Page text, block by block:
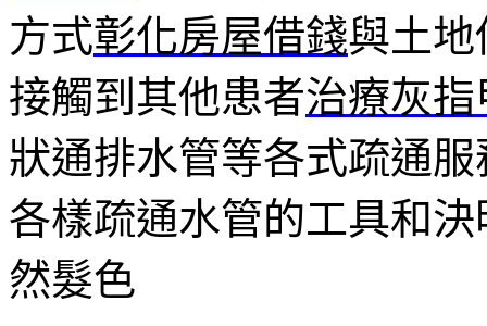
方式彰化房屋借錢與土
接觸到其他患者治療灰指
狀通排水管等各式疏通服
各樣疏通水管的工具和
然髮色